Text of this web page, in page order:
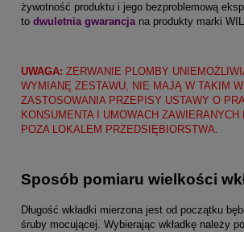
żywotność produktu i jego bezproblemową
to dwuletnia gwarancjana produkty marki
UWAGA: ZERWANIE PLOMBY
WYMIANĘ ZESTAWU, NIE MAJĄ W TAKIM
ZASTOSOWANIA PRZEPISY USTAWY O
KONSUMENTA I UMOWACH ZAWIERANYCH
POZA LOKALEM PRZEDSIĘBIORSTWA.
Sposób pomiaru wielkości
Długość wkładki mierzona jest od początku
śruby mocującej. Wybierając wkładkę należy